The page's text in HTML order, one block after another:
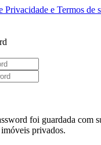
Privacidade e Termos de
foi guardada com
imóveis privados.